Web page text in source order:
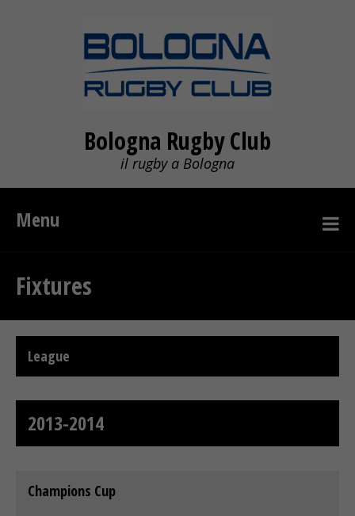
Bologna Rugby Club
il rugby a Bologna
Menu
Fixtures
League
2013-2014
Champions Cup